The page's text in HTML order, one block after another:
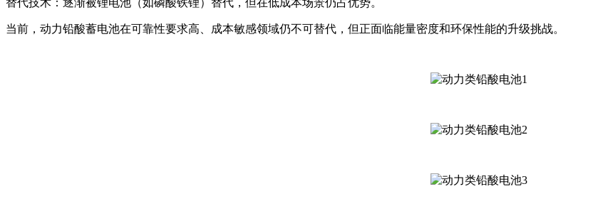
当前，动力铅酸蓄电池在可靠性要求高、成本敏感领域仍不可替代，但正面临能量密度和环保性能的升级挑战。